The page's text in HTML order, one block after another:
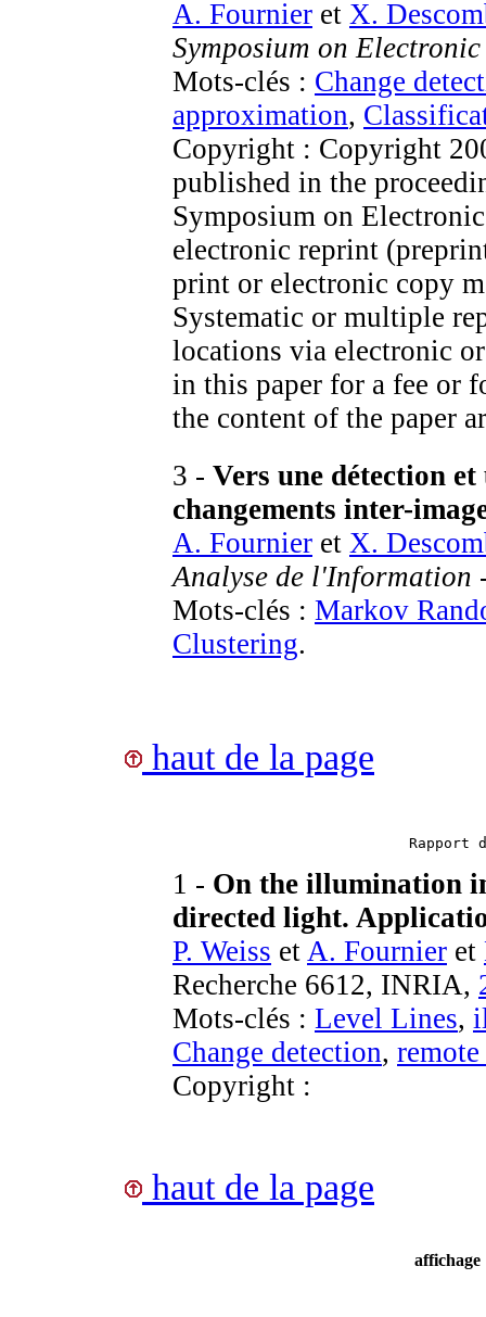
A. Fournier et X.
Symposium on
Mots-clés : Change
approximation,
Copyright : Copyright
published in the
Symposium on
electronic reprint
print or electronic copy
Systematic or multiple
locations via electronic
in this paper for a fee or
the content of the paper
3 - Vers une détection
changements inter-
A. Fournier et X.
Analyse de l'Information
Mots-clés : Markov
Clustering.
haut de la page
Rapport
1 - On the illumination
directed light.
P. Weiss et A. Fournier et
Recherche 6612, INRIA,
Mots-clés : Level Lines,
Change detection,
Copyright :
haut de la page